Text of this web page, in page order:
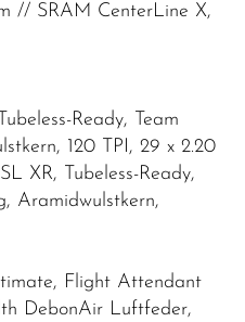
// SRAM CenterLine X,
Ready, Team
120 TPI, 29 x 2.20
XR, Tubeless-Ready,
Aramidwulstkern,
Flight Attendant
DebonAir Luftfeder,